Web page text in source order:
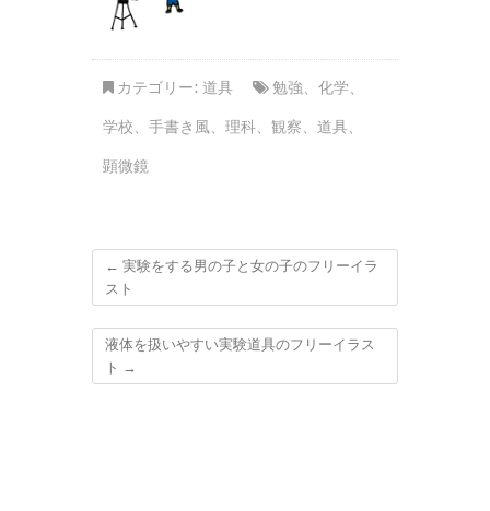
カテゴリー: 道具 勉強、 化学、
学校、 手書き風、 理科、 観察、 道具、
顕微鏡
← 実験をする男の子と女の子のフリーイラ
スト
液体を扱いやすい実験道具のフリーイラス
ト →